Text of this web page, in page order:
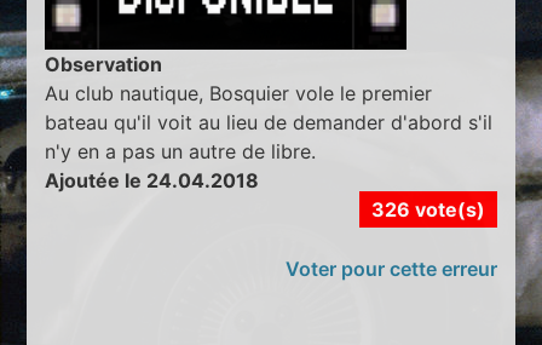
Observation
Au club nautique, Bosquier vole le premier
bateau qu'il voit au lieu de demander d'abord s'il
n'y en a pas un autre de libre.
Ajoutée le 24.04.2018
326 vote(s)
Voter pour cette erreur